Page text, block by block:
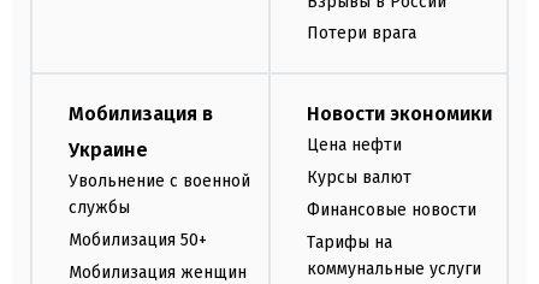
Потери врага
Мобилизация в
Украине
Увольнение с военной
службы
Мобилизация 50+
Мобилизация женщин
Новости экономики
Цена нефти
Курсы валют
Финансовые новости
Тарифы на
коммунальные услуги